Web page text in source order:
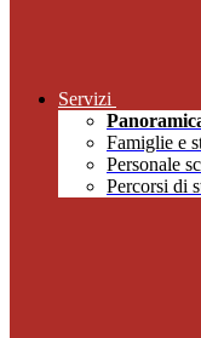
Servizi
Famiglie e
Personale
Percorsi di